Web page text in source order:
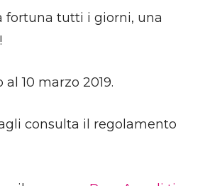
fortuna tutti i giorni, una
10 marzo 2019.
consulta il regolamento